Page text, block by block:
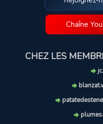
Chaîne
CHEZ LES